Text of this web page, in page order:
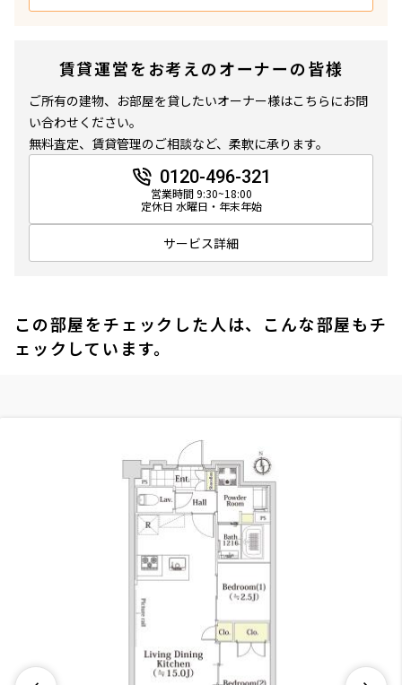
賃貸運営をお考えのオーナーの皆様
ご所有の建物、お部屋を貸したいオーナー様はこちらにお問
い合わせください。
無料査定、賃貸管理のご相談など、柔軟に承ります。
0120-496-321
営業時間 9:30~18:00
定休日 水曜日・年末年始
サービス詳細
この部屋をチェックした人は、こんな部屋もチ
ェックしています。